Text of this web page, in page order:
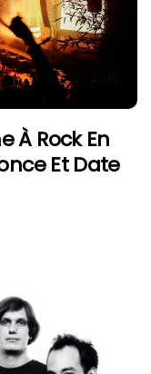
À Rock En
Et Date